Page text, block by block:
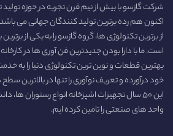
شرکت گازسو با بیش از نیم قرن تجربه در حوزه
اکنون هم رده برترین تولید کنندگان جهانی می
از برترین تکنولوژی ها، گروه گازسو را به یکی از
است. ما با دارا بودن جدیدترین فن آوری ها در
بهترین قطعات و نوین ترین تکنولوژی دنیا را به
خود درآورده و تعریف نوآوری را تنها در بالاترین
این ۵۰ سال تجهیزات اشپزخانه انواع رستوران
واحد های صنعتی را تامین کرده ایم.